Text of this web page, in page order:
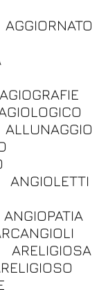
AGGIORNATO
AGIOGRAFIE
ALLUNAGGIO
ANGIOLETTI
ANGIOPATIA
ARELIGIOSA